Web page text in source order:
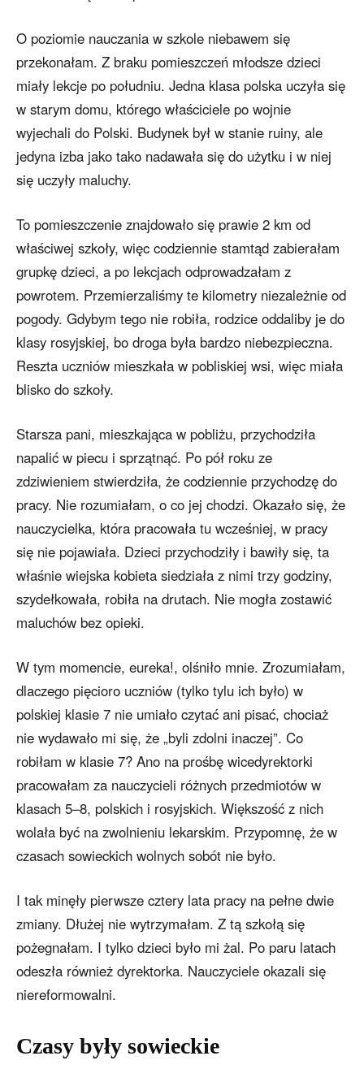
O poziomie nauczania w szkole niebawem się
przekonałam. Z braku pomieszczeń młodsze dzieci
miały lekcje po południu. Jedna klasa polska uczyła się
w starym domu, którego właściciele po wojnie
wyjechali do Polski. Budynek był w stanie ruiny, ale
jedyna izba jako tako nadawała się do użytku i w niej
się uczyły maluchy.
To pomieszczenie znajdowało się prawie 2 km od
właściwej szkoły, więc codziennie stamtąd zabierałam
grupkę dzieci, a po lekcjach odprowadzałam z
powrotem. Przemierzaliśmy te kilometry niezależnie od
pogody. Gdybym tego nie robiła, rodzice oddaliby je do
klasy rosyjskiej, bo droga była bardzo niebezpieczna.
Reszta uczniów mieszkała w pobliskiej wsi, więc miała
blisko do szkoły.
Starsza pani, mieszkająca w pobliżu, przychodziła
napalić w piecu i sprzątnąć. Po pół roku ze
zdziwieniem stwierdziła, że codziennie przychodzę do
pracy. Nie rozumiałam, o co jej chodzi. Okazało się, że
nauczycielka, która pracowała tu wcześniej, w pracy
się nie pojawiała. Dzieci przychodziły i bawiły się, ta
właśnie wiejska kobieta siedziała z nimi trzy godziny,
szydełkowała, robiła na drutach. Nie mogła zostawić
maluchów bez opieki.
W tym momencie, eureka!, olśniło mnie. Zrozumiałam,
dlaczego pięcioro uczniów (tylko tylu ich było) w
polskiej klasie 7 nie umiało czytać ani pisać, chociaż
nie wydawało mi się, że „byli zdolni inaczej”. Co
robiłam w klasie 7? Ano na prośbę wicedyrektorki
pracowałam za nauczycieli różnych przedmiotów w
klasach 5–8, polskich i rosyjskich. Większość z nich
wolała być na zwolnieniu lekarskim. Przypomnę, że w
czasach sowieckich wolnych sobót nie było.
I tak minęły pierwsze cztery lata pracy na pełne dwie
zmiany. Dłużej nie wytrzymałam. Z tą szkołą się
pożegnałam. I tylko dzieci było mi żal. Po paru latach
odeszła również dyrektorka. Nauczyciele okazali się
niereformowalni.
Czasy były sowieckie